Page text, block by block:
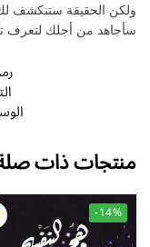
ولكن الحقيقة ستنكشف
سأجاهد من أجلك لتعرف
منتجات ذات
-14%